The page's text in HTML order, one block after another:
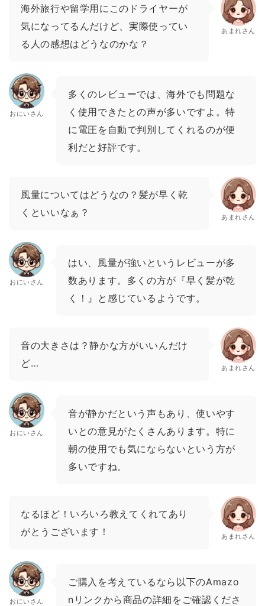
海外旅行や留学用にこのドライヤーが
気になってるんだけど、実際使ってい
る人の感想はどうなのかな？
あまれさん
おにいさん
多くのレビューでは、海外でも問題な
く使用できたとの声が多いですよ。特
に電圧を自動で判別してくれるのが便
利だと好評です。
風量についてはどうなの？髪が早く乾
くといいなぁ？
あまれさん
おにいさん
はい、風量が強いというレビューが多
数あります。多くの方が『早く髪が乾
く！』と感じているようです。
音の大きさは？静かな方がいいんだけ
ど…
あまれさん
おにいさん
音が静かだという声もあり、使いやす
いとの意見がたくさんあります。特に
朝の使用でも気にならないという方が
多いですね。
なるほど！いろいろ教えてくれてあり
がとうございます！
あまれさん
おにいさん
ご購入を考えているなら以下のAmazo
nリンクから商品の詳細をご確認くださ